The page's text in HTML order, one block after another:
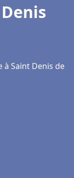
Saint Denis de